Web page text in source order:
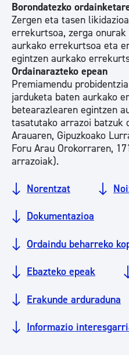
Borondatezko
Zergen eta tasen
errekurtsoa, zerga
aurkako errekurtsoa eta
egintzen aurkako
Ordainarazteko epean
Premiamendu
jarduketa baten aurkako
betearazlearen egintzen
tasatutako arrazoi batzuk
Arauaren, Gipuzkoako
Foru Arau Orokorraren,
arrazoiak).
Norentzat
Dokumentazioa
Ordaindu beharreko
Ebazteko epeak
Erakunde arduraduna
Informazio